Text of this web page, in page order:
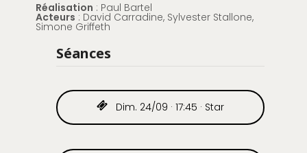
Réalisation : Paul Bartel
Acteurs : David Carradine, Sylvester Stallone,
Simone Griffeth
Séances
Dim. 24/09 · 17:45 · Star